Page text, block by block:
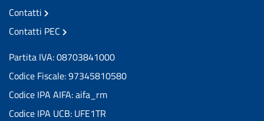
Contatti
Contatti PEC
Partita IVA: 08703841000
Codice Fiscale: 97345810580
Codice IPA AIFA: aifa_rm
Codice IPA UCB: UFE1TR